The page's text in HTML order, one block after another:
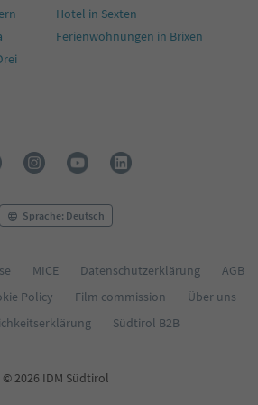
Hotel in Sexten
Ferienwohnungen in Brixen
Sprache: Deutsch
MICE Datenschutzerklärung
AGB
Policy Film commission
Über uns
Südtirol B2B
© 2026 IDM Südtirol